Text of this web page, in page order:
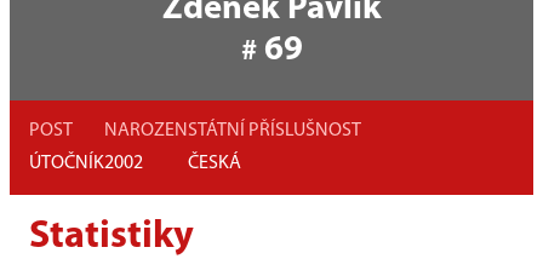
Zdeněk Pavlík
# 69
POST
ÚTOČNÍK
NAROZEN
2002
STÁTNÍ PŘÍSLUŠNOST
ČESKÁ
Statistiky